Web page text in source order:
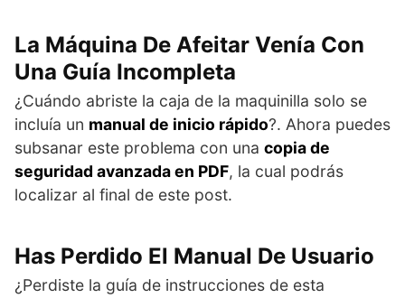
La Máquina De Afeitar Venía Con
Una Guía Incompleta
¿Cuándo abriste la caja de la maquinilla solo se
incluía un manual de inicio rápido?. Ahora puedes
subsanar este problema con una copia de
seguridad avanzada en PDF, la cual podrás
localizar al final de este post.
Has Perdido El Manual De Usuario
¿Perdiste la guía de instrucciones de esta